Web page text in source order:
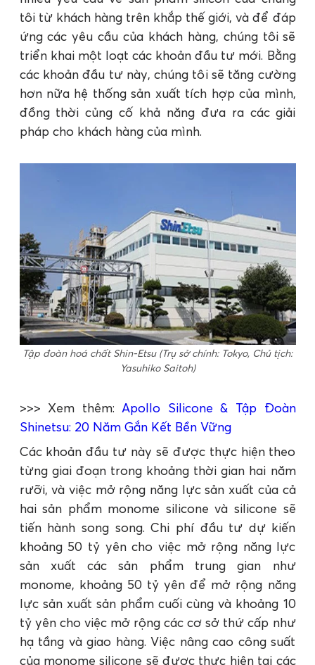
tôi từ khách hàng trên khắp thế giới, và để đáp
ứng các yêu cầu của khách hàng, chúng tôi sẽ
triển khai một loạt các khoản đầu tư mới. Bằng
các khoản đầu tư này, chúng tôi sẽ tăng cường
hơn nữa hệ thống sản xuất tích hợp của mình,
đồng thời củng cố khả năng đưa ra các giải
pháp cho khách hàng của mình.
Tập đoàn hoá chất Shin-Etsu (Trụ sở chính: Tokyo, Chủ tịch:
Yasuhiko Saitoh)
>>> Xem thêm:Apollo Silicone & Tập Đoàn
Shinetsu: 20 Năm Gắn Kết Bền Vững
Các khoản đầu tư này sẽ được thực hiện theo
từng giai đoạn trong khoảng thời gian hai năm
rưỡi, và việc mở rộng năng lực sản xuất của cả
hai sản phẩm monome silicone và silicone sẽ
tiến hành song song. Chi phí đầu tư dự kiến
khoảng 50 tỷ yên cho việc mở rộng năng lực
sản xuất các sản phẩm trung gian như
monome, khoảng 50 tỷ yên để mở rộng năng
lực sản xuất sản phẩm cuối cùng và khoảng 10
tỷ yên cho việc mở rộng các cơ sở thứ cấp như
hạ tầng và giao hàng. Việc nâng cao công suất
của monome silicone sẽ được thực hiện tại các